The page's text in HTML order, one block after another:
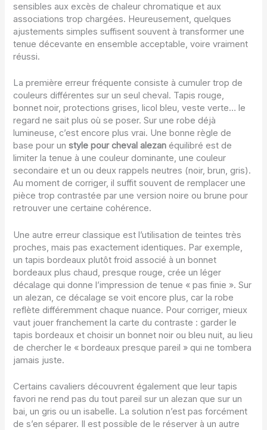
sensibles aux excès de chaleur chromatique et aux
associations trop chargées. Heureusement, quelques
ajustements simples suffisent souvent à transformer une
tenue décevante en ensemble acceptable, voire vraiment
réussi.
La première erreur fréquente consiste à cumuler trop de
couleurs différentes sur un seul cheval. Tapis rouge,
bonnet noir, protections grises, licol bleu, veste verte… le
regard ne sait plus où se poser. Sur une robe déjà
lumineuse, c’est encore plus vrai. Une bonne règle de
base pour unstyle pour cheval alezan équilibré est de
limiter la tenue à une couleur dominante, une couleur
secondaire et un ou deux rappels neutres (noir, brun, gris).
Au moment de corriger, il suffit souvent de remplacer une
pièce trop contrastée par une version noire ou brune pour
retrouver une certaine cohérence.
Une autre erreur classique est l’utilisation de teintes très
proches, mais pas exactement identiques. Par exemple,
un tapis bordeaux plutôt froid associé à un bonnet
bordeaux plus chaud, presque rouge, crée un léger
décalage qui donne l’impression de tenue « pas finie ». Sur
un alezan, ce décalage se voit encore plus, car la robe
reflète différemment chaque nuance. Pour corriger, mieux
vaut jouer franchement la carte du contraste : garder le
tapis bordeaux et choisir un bonnet noir ou bleu nuit, au lieu
de chercher le « bordeaux presque pareil » qui ne tombera
jamais juste.
Certains cavaliers découvrent également que leur tapis
favori ne rend pas du tout pareil sur un alezan que sur un
bai, un gris ou un isabelle. La solution n’est pas forcément
de s’en séparer. Il est possible de le réserver à un autre